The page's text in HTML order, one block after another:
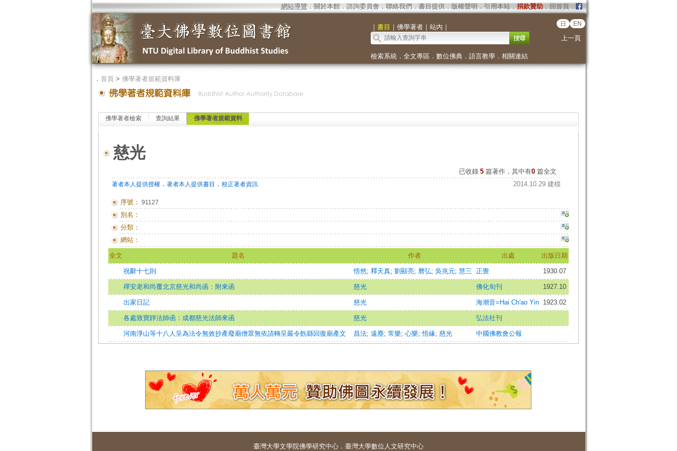
網站導覽 ． 關於本館． 諮詢委員會． 聯絡我們 ． 書目提供． 版權聲明 ． 引用本站． 捐款贊助．回首頁．
｜ 書目 ｜ 佛學著者｜ 站內 ｜ 日 EN
上一頁
檢索系統． 全文專區 ． 數位佛典． 語言教學． 相關連結
． 首頁> 佛學著者規範資料庫
佛學著者檢索 查詢結果 佛學著者規範資料
慈光
已收錄 5 篇著作，其中有0篇全文
著者本人提供授權． 著者本人提供書目 ． 校正著者資訊 2014.10.29 建檔
序號： 91127
別名：
分類：
網站：
全文 題名 作者 出處 出版日期
祝辭十七則 悟然; 釋天真; 劉顯亮; 曆弘; 吳兆元; 慧三 正覺 1930.07
禪安老和尚覆北京慈光和尚函：附來函 慈光 佛化旬刊 1927.10
出家日記 慈光 海潮音=Hai Ch'ao Yin 1923.02
各處致寶靜法師函：成都慈光法師來函 慈光 弘法社刊
河南淨山等十八人呈為法令無效抄產廢廟僧眾無依請轉呈嚴令飭縣回復廟產文 昌法; 遠塵; 常樂; 心樂;悟緣; 慈光 中國佛教會公報
臺灣大學文學院佛學研究中心 ． 臺灣大學數位人文研究中心